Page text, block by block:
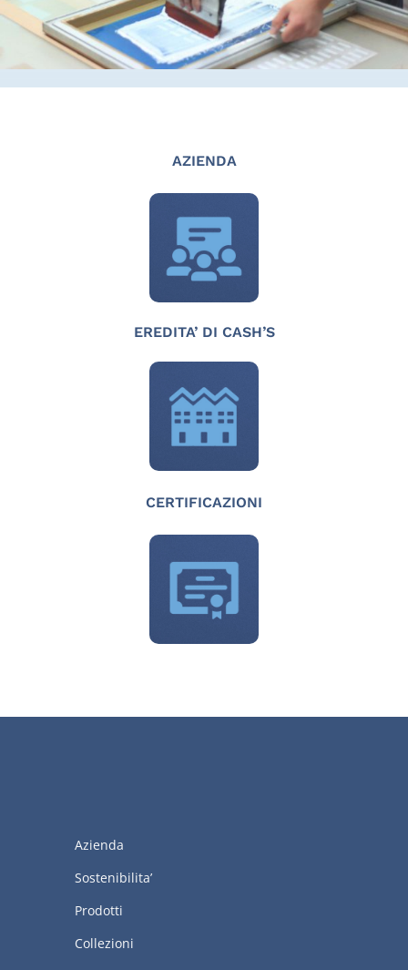
AZIENDA
EREDITA’ DI CASH’S
CERTIFICAZIONI
Azienda
Sostenibilita’
Prodotti
Collezioni